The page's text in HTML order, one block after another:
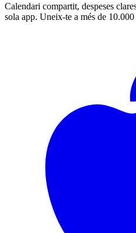
Calendari compartit, despeses
sola app. Uneix-te a més de